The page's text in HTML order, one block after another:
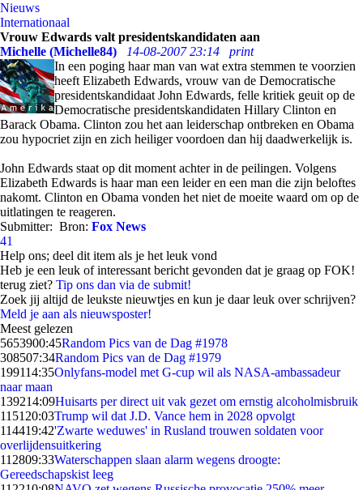
Nieuws
Internationaal
Vrouw Edwards valt presidentskandidaten aan
Michelle (Michelle84)
14-08-2007 23:14
print
In een poging haar man van wat extra stemmen te voorzien
heeft Elizabeth Edwards, vrouw van de Democratische
presidentskandidaat John Edwards, felle kritiek geuit op de
Democratische presidentskandidaten Hillary Clinton en
Barack Obama. Clinton zou het aan leiderschap ontbreken en Obama
zou hypocriet zijn en zich heiliger voordoen dan hij daadwerkelijk is.
John Edwards staat op dit moment achter in de peilingen. Volgens
Elizabeth Edwards is haar man een leider en een man die zijn beloftes
nakomt. Clinton en Obama vonden het niet de moeite waard om op de
uitlatingen te reageren.
Submitter: Bron: Fox News
41
Help ons; deel dit item als je het leuk vond
Heb je een leuk of interessant bericht gevonden dat je graag op FOK!
terug ziet? Tip ons dan via de submit!
Zoek jij altijd de leukste nieuwtjes en kun je daar leuk over schrijven?
Meld je aan als nieuwsposter!
Meest gelezen
5653900:45Random Pics van de Dag #1978
308507:34Random Pics van de Dag #1979
199114:35Onlyfans-model met G-cup wil als NASA-ambassadeur
naar maan
139214:09Huisarts per direct uit vak gezet om ernstig alcoholmisbruik
1151 20:03Trump wil dat J.D. Vance hem in 2028 opvolgt
114419:42'Zwarte weduwes' in Rusland trouwen soldaten voor
overlijdensuitkering
112809:33Waterschappen slaan alarm wegens droogte:
Gereedschapskist leeg